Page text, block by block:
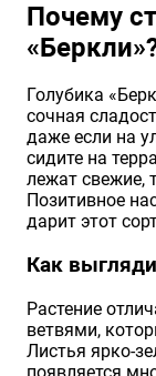
Почему
Голубика
сочная
даже если на
сидите на
лежат свежие,
Позитивное
дарит этот
Как
Растение
ветвями,
Листья ярко-